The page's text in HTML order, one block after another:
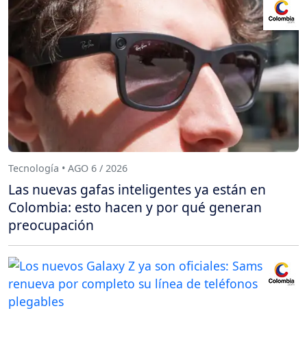
Tecnología • AGO 6 / 2026
Las nuevas gafas inteligentes ya están en
Colombia: esto hacen y por qué generan
preocupación